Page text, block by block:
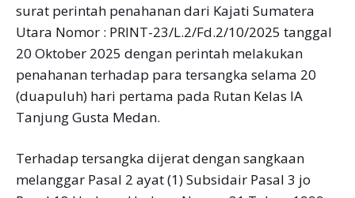
surat perintah penahanan dari Kajati Sumatera
Utara Nomor : PRINT-23/L.2/Fd.2/10/2025 tanggal
20 Oktober 2025 dengan perintah melakukan
penahanan terhadap para tersangka selama 20
(duapuluh) hari pertama pada Rutan Kelas IA
Tanjung Gusta Medan.
Terhadap tersangka dijerat dengan sangkaan
melanggar Pasal 2 ayat (1) Subsidair Pasal 3 jo